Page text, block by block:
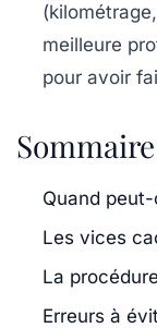
meilleure
pour avoir
Sommaire
Quand
Les vices
La
Erreurs à